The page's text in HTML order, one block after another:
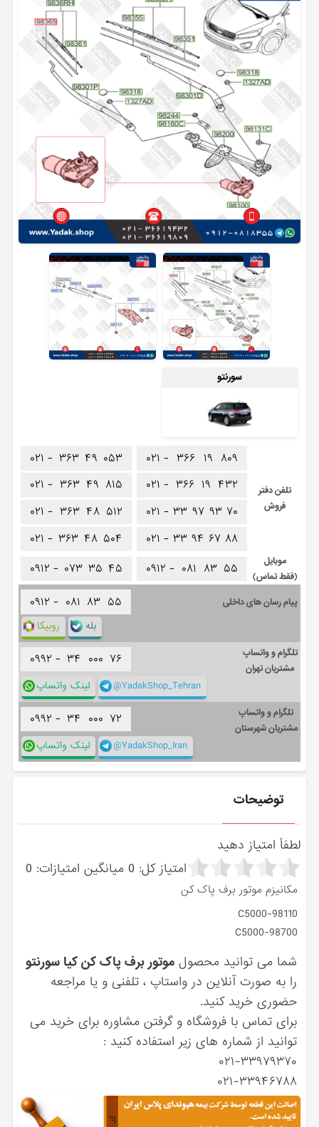
سورنتو
تلفن دفتر
فروش
۰۲۱ - ۳۶۶ ۱۹ ۸۰۹
۰۲۱ - ۳۶۶ ۱۹ ۴۳۲
۰۲۱ - ۳۳ ۹۷ ۹۳ ۷۰
۰۲۱ - ۳۳ ۹۴ ۶۷ ۸۸
۰۲۱ - ۳۶۳ ۴۹ ۰۵۳
۰۲۱ - ۳۶۳ ۴۹ ۸۱۵
۰۲۱ - ۳۶۳ ۴۸ ۵۱۲
۰۲۱ - ۳۶۳ ۴۸ ۵۰۴
موبایل
(فقط تماس)
۰۹۱۲ - ۰۸۱ ۸۳ ۵۵ ۰۹۱۲ - ۰۷۳ ۳۵ ۴۵
پیام رسان های داخلی ۰۹۱۲ - ۰۸۱ ۸۳ ۵۵
روبیکا بله
تلگرام و واتساپ
مشتریان تهران
۰۹۹۲ - ۳۴ ۰۰۰ ۷۶
لینک واتساپ @YadakShop_Tehran
تلگرام و واتساپ
مشتریان شهرستان
۰۹۹۲ - ۳۴ ۰۰۰ ۷۲
لینک واتساپ @YadakShop_Iran
توضیحات
لطفاً امتیاز دهید
امتیاز کل: 0 میانگین امتیازات: 0
مکانیزم موتور برف پاک کن
98110-C5000
98700-C5000
شما می توانید محصولموتور برف پاک کن کیا سورنتو
را به صورت آنلاین در واستاپ ، تلفنی و یا مراجعه
حضوری خرید کنید.
برای تماس با فروشگاه و گرفتن مشاوره برای خرید می
توانید از شماره های زیر استفاده کنید :
۰۲۱-۳۳۹۷۹۳۷۰
۰۲۱-۳۳۹۴۶۷۸۸